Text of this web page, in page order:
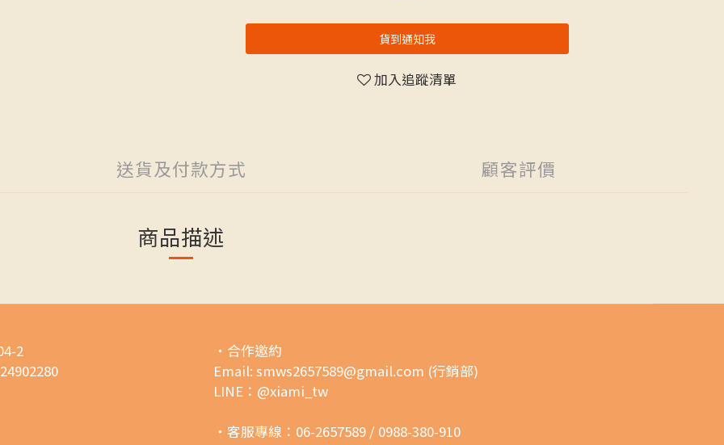
貨到通知我
加入追蹤清單
送貨及付款方式 顧客評價
商品描述
2
・合作邀約
Email: smws2657589@gmail.com (行銷部)
LINE：@xiami_tw
・客服專線：06-2657589 / 0988-380-910